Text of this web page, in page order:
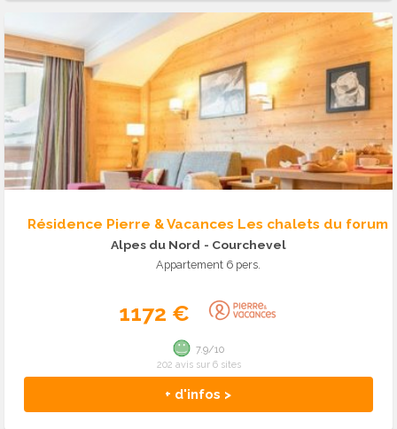
Résidence Pierre & Vacances Les chalets du forum
Alpes du Nord - Courchevel
Appartement 6 pers.
1172 €
+ d'infos >
7.9/10
202 avis sur 6 sites